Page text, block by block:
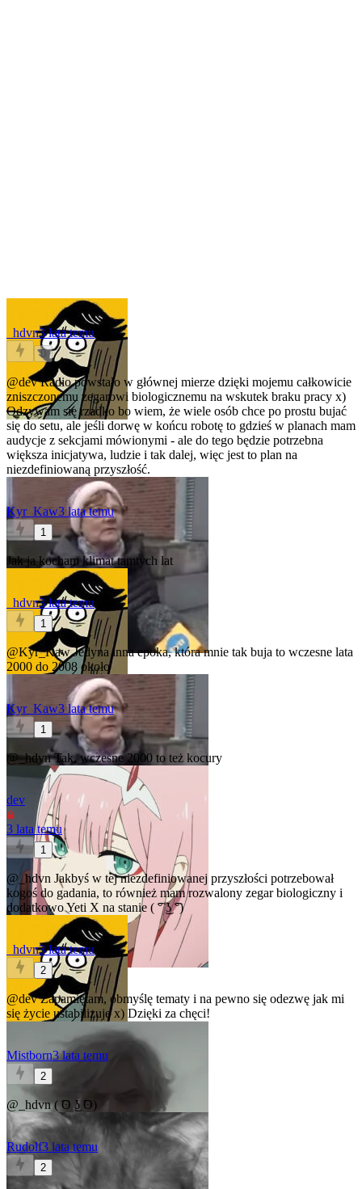
_hdvn3 lata temu
0
@devRadio powstało w głównej mierze dzięki mojemu całkowicie
zniszczonemu zegarowi biologicznemu na wskutek braku pracy x)
Odzywam się rzadko bo wiem, że wiele osób chce po prostu bujać
się do setu, ale jeśli dorwę w końcu robotę to gdzieś w planach mam
audycje z sekcjami mówionymi - ale do tego będzie potrzebna
większa inicjatywa, ludzie i tak dalej, więc jest to plan na
niezdefiniowaną przyszłość.
Kyr_Kaw3 lata temu
1
Jak ja kocham klimat tamtych lat
_hdvn3 lata temu
1
@Kyr_KawJedyna inna epoka, która mnie tak buja to wczesne lata
2000 do 2008 około
Kyr_Kaw3 lata temu
1
@_hdvnTak, wczesne 2000 to też kocury
dev
3 lata temu
1
@_hdvn Jakbyś w tej niezdefiniowanej przyszłości potrzebował
kogoś do gadania, to również mam rozwalony zegar biologiczny i
dodatkowo Yeti X na stanie ( ͡° ͜ʖ ͡°)
_hdvn3 lata temu
2
@devZapamiętam, obmyślę tematy i na pewno się odezwę jak mi
się życie ustabilizuje x) Dzięki za chęci!
Mistborn3 lata temu
2
@_hdvn( ͡ʘ ͜ʖ ͡ʘ)
Rudolf3 lata temu
2